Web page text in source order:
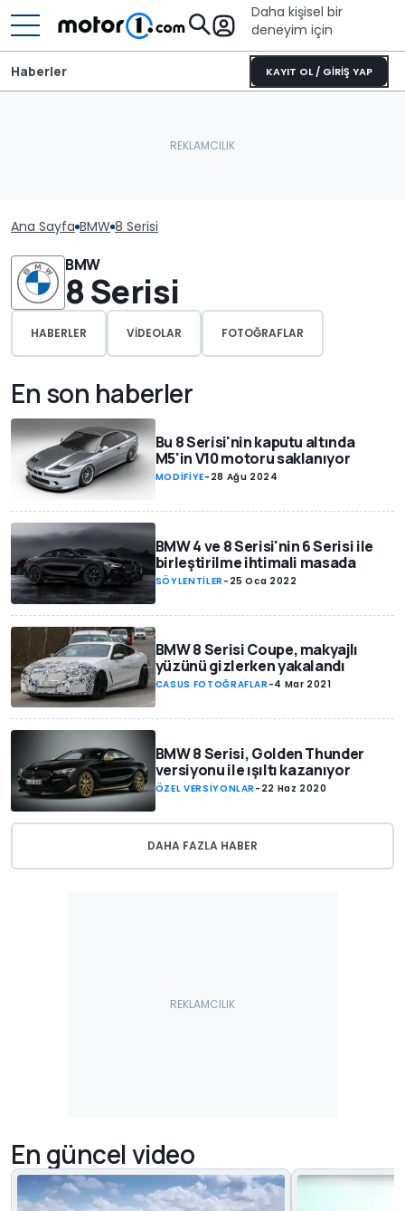
Daha kişisel bir
deneyim için
KAYIT OL / GİRİŞ YAP
Haberler
Ana Sayfa BMW 8 Serisi
BMW
8 Serisi
HABERLER VIDEOLAR FOTOĞRAFLAR
En son haberler
Bu 8 Serisi'nin kaputu altında
M5'in V10 motoru saklanıyor
MODİFİYE- 28 Ağu 2024
BMW 4 ve 8 Serisi'nin 6 Serisi ile
birleştirilme ihtimali masada
SÖYLENTİLER - 25 Oca 2022
BMW 8 Serisi Coupe, makyajlı
yüzünü gizlerken yakalandı
CASUS FOTOĞRAFLAR -4 Mar 2021
BMW 8 Serisi, Golden Thunder
versiyonu ile ışıltı kazanıyor
ÖZEL VERSİYONLAR - 22 Haz 2020
DAHA FAZLA HABER
En güncel video